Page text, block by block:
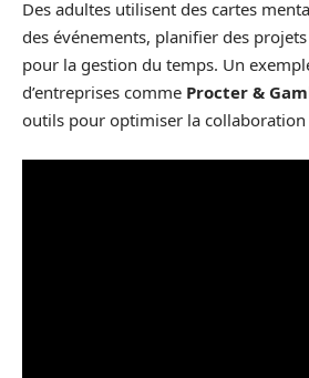
Des adultes utilisent des cartes
des événements, planifier des
pour la gestion du temps. Un
d’entreprises comme Procter &
outils pour optimiser la